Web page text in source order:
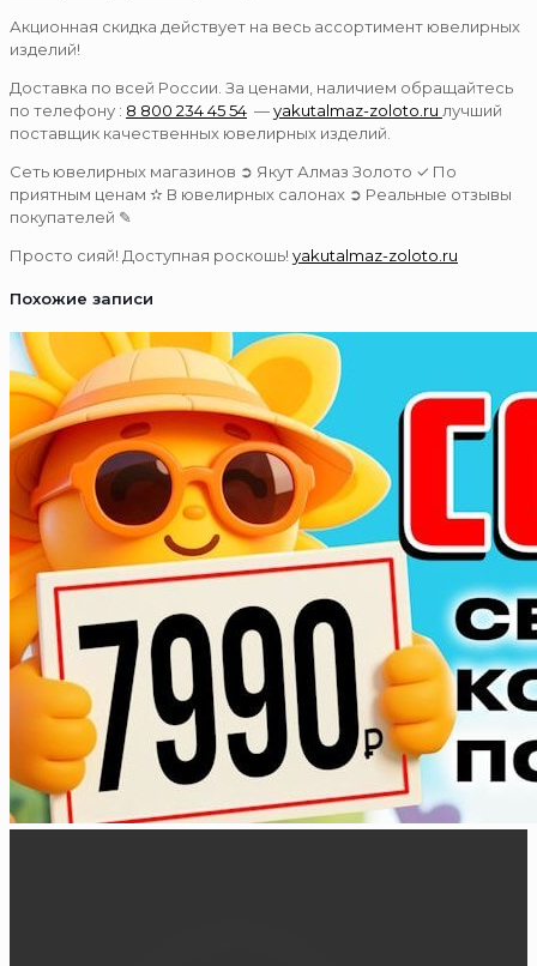
Акционная скидка действует на весь ассортимент ювелирных
изделий!
Доставка по всей России. За ценами, наличием обращайтесь
по телефону : 8 800 234 45 54 —yakutalmaz-zoloto.ru лучший
поставщик качественных ювелирных изделий.
Сеть ювелирных магазинов ➲ Якут Алмаз Золото ✓ По
приятным ценам ✫ В ювелирных салонах ➲ Реальные отзывы
покупателей ✎
Просто сияй! Доступная роскошь! yakutalmaz-zoloto.ru
Похожие записи